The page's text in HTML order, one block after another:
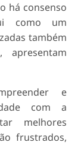
há consenso
como um
também
apresentam
e
com a
melhores
frustrados,